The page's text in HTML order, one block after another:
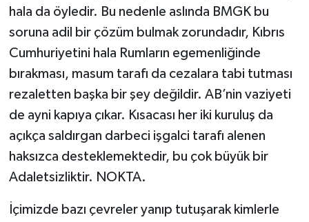
hala da öyledir. Bu nedenle aslında BMGK bu
soruna adil bir çözüm bulmak zorundadır, Kıbrıs
Cumhuriyetini hala Rumların egemenliğinde
bırakması, masum tarafı da cezalara tabi tutması
rezaletten başka bir şey değildir. AB’nin vaziyeti
de ayni kapıya çıkar. Kısacası her iki kuruluş da
açıkça saldırgan darbeci işgalci tarafı alenen
haksızca desteklemektedir, bu çok büyük bir
Adaletsizliktir. NOKTA.
İçimizde bazı çevreler yanıp tutuşarak kimlerle